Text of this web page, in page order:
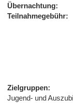
Übernachtung
Teilnahmegebühr
Zielgruppen
Jugend- und